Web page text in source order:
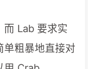
而 Lab 要求实
单粗暴地直接对